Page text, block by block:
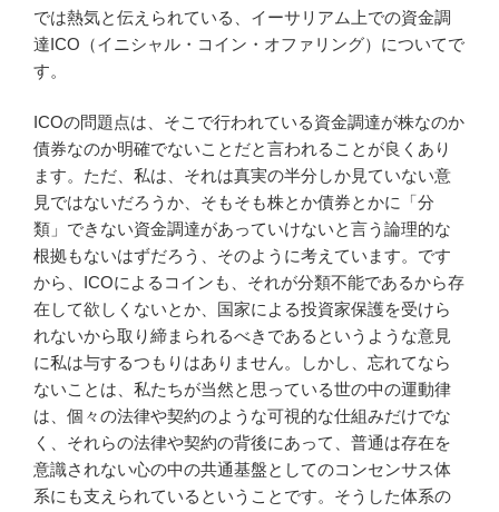
では熱気と伝えられている、イーサリアム上での資金調
達ICO（イニシャル・コイン・オファリング）についてで
す。
ICOの問題点は、そこで行われている資金調達が株なのか
債券なのか明確でないことだと言われることが良くあり
ます。ただ、私は、それは真実の半分しか見ていない意
見ではないだろうか、そもそも株とか債券とかに「分
類」できない資金調達があっていけないと言う論理的な
根拠もないはずだろう、そのように考えています。です
から、ICOによるコインも、それが分類不能であるから存
在して欲しくないとか、国家による投資家保護を受けら
れないから取り締まられるべきであるというような意見
に私は与するつもりはありません。しかし、忘れてなら
ないことは、私たちが当然と思っている世の中の運動律
は、個々の法律や契約のような可視的な仕組みだけでな
く、それらの法律や契約の背後にあって、普通は存在を
意識されない心の中の共通基盤としてのコンセンサス体
系にも支えられているということです。そうした体系の